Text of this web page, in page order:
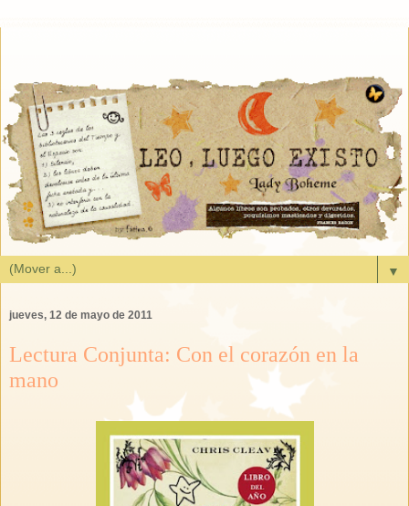
▼
jueves, 12 de mayo de 2011
Lectura Conjunta: Con el corazón en la
mano